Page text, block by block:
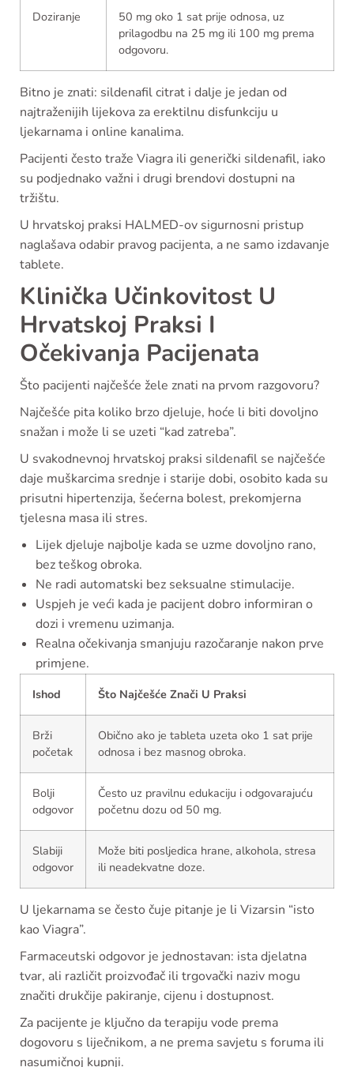
Doziranje
50 mg oko 1 sat prije odnosa, uz
prilagodbu na 25 mg ili 100 mg prema
odgovoru.
Bitno je znati: sildenafil citrat i dalje je jedan od
najtraženijih lijekova za erektilnu disfunkciju u
ljekarnama i online kanalima.
Pacijenti često traže Viagra ili generički sildenafil, iako
su podjednako važni i drugi brendovi dostupni na
tržištu.
U hrvatskoj praksi HALMED-ov sigurnosni pristup
naglašava odabir pravog pacijenta, a ne samo izdavanje
tablete.
Klinička Učinkovitost U
Hrvatskoj Praksi I
Očekivanja Pacijenata
Što pacijenti najčešće žele znati na prvom razgovoru?
Najčešće pita koliko brzo djeluje, hoće li biti dovoljno
snažan i može li se uzeti “kad zatreba”.
U svakodnevnoj hrvatskoj praksi sildenafil se najčešće
daje muškarcima srednje i starije dobi, osobito kada su
prisutni hipertenzija, šećerna bolest, prekomjerna
tjelesna masa ili stres.
Lijek djeluje najbolje kada se uzme dovoljno rano,
bez teškog obroka.
Ne radi automatski bez seksualne stimulacije.
Uspjeh je veći kada je pacijent dobro informiran o
dozi i vremenu uzimanja.
Realna očekivanja smanjuju razočaranje nakon prve
primjene.
Ishod Što Najčešće Znači U Praksi
Brži
početak
Obično ako je tableta uzeta oko 1 sat prije
odnosa i bez masnog obroka.
Bolji
odgovor
Često uz pravilnu edukaciju i odgovarajuću
početnu dozu od 50 mg.
Slabiji
odgovor
Može biti posljedica hrane, alkohola, stresa
ili neadekvatne doze.
U ljekarnama se često čuje pitanje je li Vizarsin “isto
kao Viagra”.
Farmaceutski odgovor je jednostavan: ista djelatna
tvar, ali različit proizvođač ili trgovački naziv mogu
značiti drukčije pakiranje, cijenu i dostupnost.
Za pacijente je ključno da terapiju vode prema
dogovoru s liječnikom, a ne prema savjetu s foruma ili
nasumičnoj kupnji.